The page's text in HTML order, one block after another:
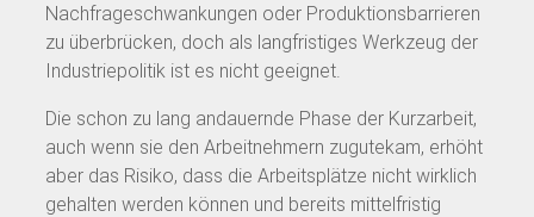
Nachfrageschwankungen oder Produktionsbarrieren
zu überbrücken, doch als langfristiges Werkzeug der
Industriepolitik ist es nicht geeignet.
Die schon zu lang andauernde Phase der Kurzarbeit,
auch wenn sie den Arbeitnehmern zugutekam, erhöht
aber das Risiko, dass die Arbeitsplätze nicht wirklich
gehalten werden können und bereits mittelfristig